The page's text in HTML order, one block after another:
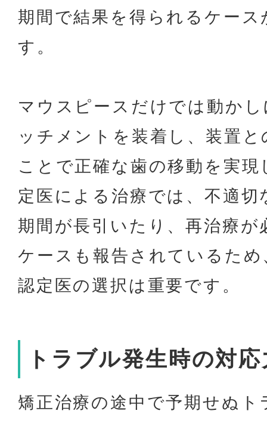
期間で結果を得られるケー
す。
マウスピースだけでは動か
ッチメントを装着し、装置
ことで正確な歯の移動を実
定医による治療では、不適
期間が長引いたり、再治療
ケースも報告されているた
認定医の選択は重要です。
トラブル発生時の対
矯正治療の途中で予期せぬ